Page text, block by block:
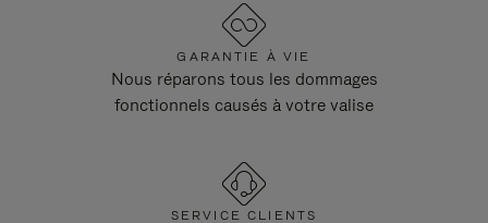
GARANTIE À VIE
Nous réparons tous les dommages
fonctionnels causés à votre valise
SERVICE CLIENTS